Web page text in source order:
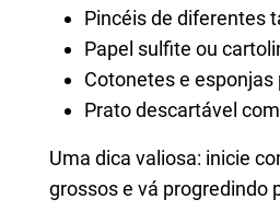
Pincéis de diferentes
Papel sulfite ou
Cotonetes e esponjas
Prato descartável
Uma dica valiosa: inicie
grossos e vá progredindo